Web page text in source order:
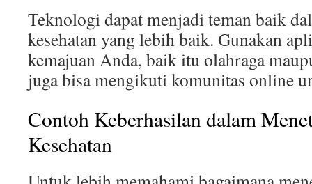
Teknologi dapat menjadi teman baik
kesehatan yang lebih baik. Gunakan
kemajuan Anda, baik itu olahraga
juga bisa mengikuti komunitas online
Contoh Keberhasilan dalam
Kesehatan